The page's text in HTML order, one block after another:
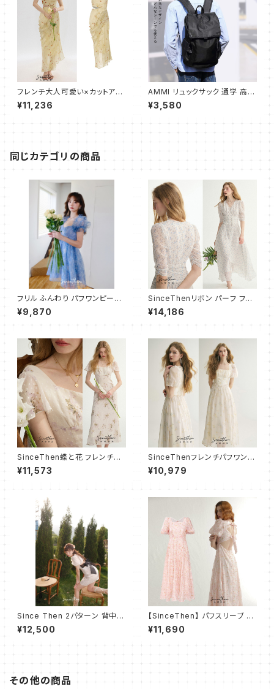
フレンチ大人可愛い×カットアウ
ト×ギャザー キャミワンピース
¥11,236
AMMI リュックサック 通学 高校
生 大学生 人気 メンズ バックパ
ック 大容量 ビジネスリュック お
¥3,580
同じカテゴリの商品
フリル ふんわり パフワンピース
ショート
¥9,870
SinceThenリボン パーフ フレ
アワンピース ロング
¥14,186
SinceThen蝶と花 フレンチワ
ンピース ドレス ロング
¥11,573
SinceThenフレンチパフワンピ
ース フレア ロング
¥10,979
Since Then 2パターン 背中見
せ リボン ミニ ドレス ワンピー
ス
¥12,500
【SinceThen】 パフスリーブ キ
ュート エンパイアワンピース
¥11,690
その他の商品